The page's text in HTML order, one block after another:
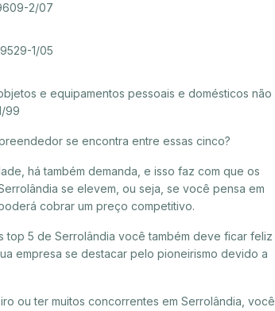
2/07
1/05
e equipamentos pessoais e domésticos não
99
se encontra entre essas cinco?
há também demanda, e isso faz com que os
se elevem, ou seja, se você pensa em
cobrar um preço competitivo.
top 5 de Serrolândia você também deve ficar feliz
empresa se destacar pelo pioneirismo devido a
ou ter muitos concorrentes em Serrolândia, você